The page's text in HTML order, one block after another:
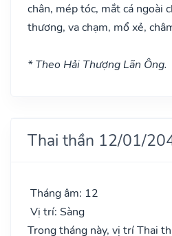
chân, mép tóc, mắt cá ngoài
thương, va chạm, mổ xẻ,
* Theo Hải Thượng Lãn Ông.
Thai thần 12/01/
Tháng âm: 12
Vị trí: Sàng
Trong tháng này, vị trí Thai